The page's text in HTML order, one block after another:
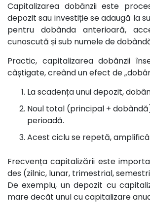
Capitalizarea dobânzii este
depozit sau investiție se adaugă la
pentru dobânda anterioară,
cunoscută și sub numele de
Practic, capitalizarea dobânzii
câștigate, creând un efect de
La scadența unui depozit,
Noul total (principal +
perioadă.
Acest ciclu se repetă,
Frecvența capitalizării este
des (zilnic, lunar, trimestrial,
De exemplu, un depozit cu
mare decât unul cu capitalizare